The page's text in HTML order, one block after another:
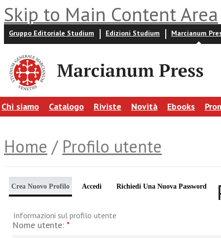
Skip to Main Content Area
Gruppo Editoriale Studium Edizioni Studium Marcianum
Chi siamo Catalogo Riviste Novità Ebooks
Home / Profilo utente
Crea Nuovo Profilo Accedi Richiedi Una Nuova Password
Informazioni sul profilo utente
Nome utente: *